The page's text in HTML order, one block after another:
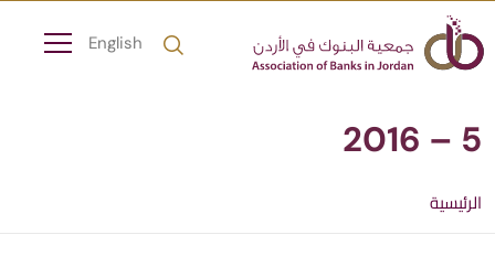
English
5 – 2016
الرئيسية